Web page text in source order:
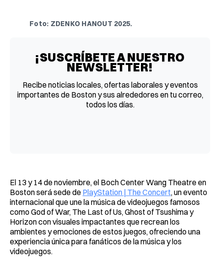
Foto: ZDENKO HANOUT 2025.
¡SUSCRÍBETE A NUESTRO
NEWSLETTER!
Recibe noticias locales, ofertas laborales y eventos
importantes de Boston y sus alrededores en tu correo,
todos los días.
El 13 y 14 de noviembre, el Boch Center Wang Theatre en
Boston será sede de PlayStation | The Concert, un evento
internacional que une la música de videojuegos famosos
como God of War, The Last of Us, Ghost of Tsushima y
Horizon con visuales impactantes que recrean los
ambientes y emociones de estos juegos, ofreciendo una
experiencia única para fanáticos de la música y los
videojuegos.